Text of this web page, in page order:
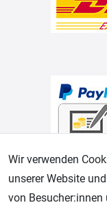
Wir verwenden
unserer Website
von Besucher:innen